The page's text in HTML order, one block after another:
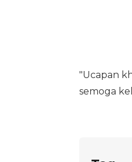
"Ucapan
semoga